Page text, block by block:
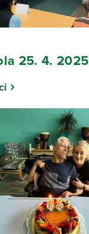
25. 4. 2025